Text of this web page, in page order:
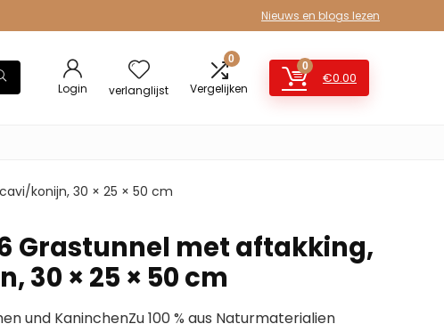
Nieuws en blogs lezen
Login verlanglijst
0
Vergelijken
0
€0.00
konijn, 30 × 25 × 50 cm
Grastunnel met aftakking,
30 × 25 × 50 cm
und KaninchenZu 100 % aus Naturmaterialien